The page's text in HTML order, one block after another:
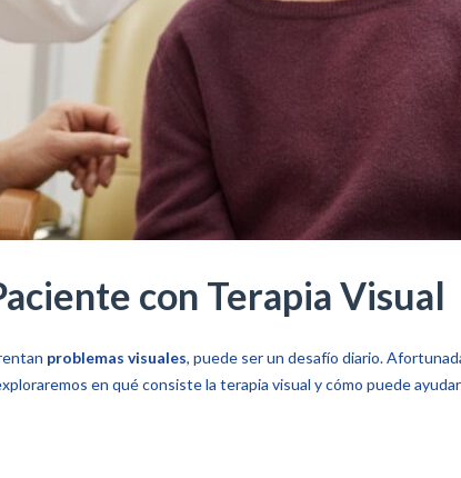
con Terapia Visual
problemas visuales, puede ser un desafío diario.
en qué consiste la terapia visual y cómo puede